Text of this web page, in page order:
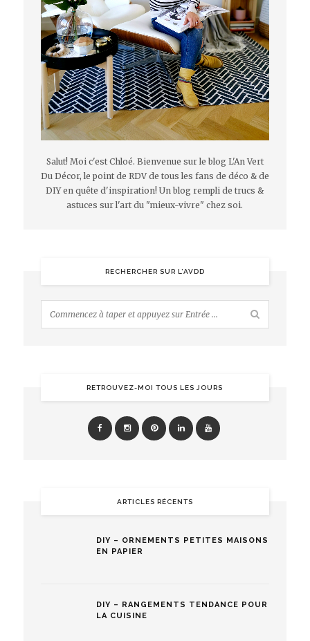
Salut! Moi c'est Chloé. Bienvenue sur le blog L'An Vert
Du Décor, le point de RDV de tous les fans de déco & de
DIY en quête d'inspiration! Un blog rempli de trucs &
astuces sur l'art du "mieux-vivre" chez soi.
RECHERCHER SUR L’AVDD
RETROUVEZ-MOI TOUS LES JOURS
ARTICLES RÉCENTS
DIY – ORNEMENTS PETITES MAISONS
EN PAPIER
DIY – RANGEMENTS TENDANCE POUR
LA CUISINE